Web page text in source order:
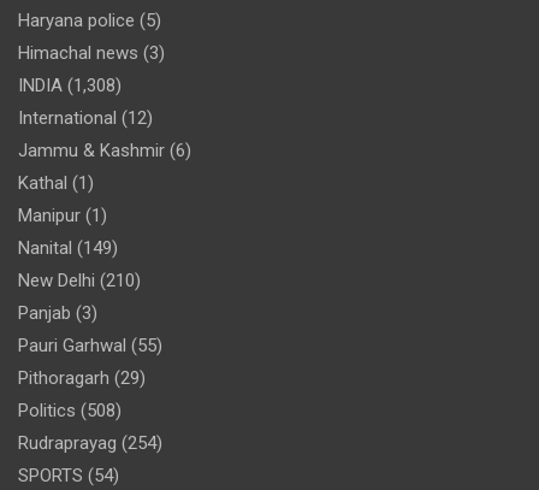
Haryana police (5)
Himachal news (3)
INDIA (1,308)
International (12)
Jammu & Kashmir (6)
Kathal (1)
Manipur (1)
Nanital (149)
New Delhi (210)
Panjab (3)
Pauri Garhwal (55)
Pithoragarh (29)
Politics (508)
Rudraprayag (254)
SPORTS (54)